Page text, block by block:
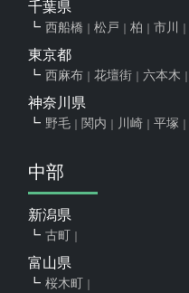
千葉県
西船橋 松戸 柏 市川
東京都
西麻布 花壇街 六本木
神奈川県
野毛 関内 川崎 平塚
中部
新潟県
古町
富山県
桜木町